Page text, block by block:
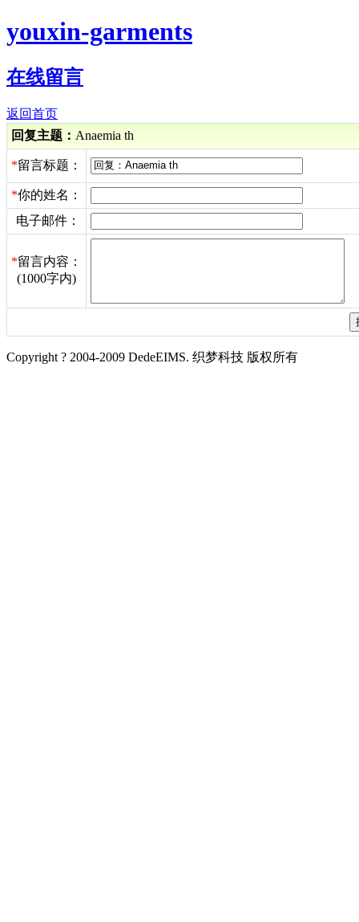
youxin-garments
在线留言
返回首页
回复主题： Anaemia th
*留言标题：
*你的姓名：
电子邮件：
*留言内容：
(1000字内)
Copyright ? 2004-2009 DedeEIMS. 织梦科技 版权所有